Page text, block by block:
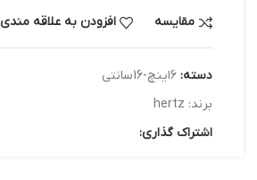
مقایسه
افزودن به علاقه مندی
دسته: 6اینچ-16سانتی
برند: hertz
اشتراک گذاری: